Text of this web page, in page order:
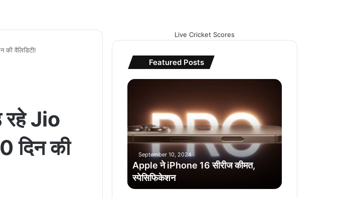
वैलिडिटी!
Jio
दिन की
Live Cricket Scores
Featured Posts
Apple
सीरीज
कीमत,
स्पेसिफिकेशन
September 10, 2024
Apple ने iPhone 16 सीरीज कीमत,
स्पेसिफिकेशन